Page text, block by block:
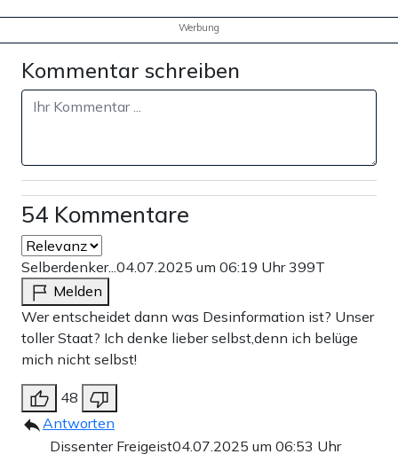
Werbung
Kommentar schreiben
54 Kommentare
Selberdenker...04.07.2025 um 06:19 Uhr399T
Melden
Wer entscheidet dann was Desinformation ist? Unser
toller Staat? Ich denke lieber selbst,denn ich belüge
mich nicht selbst!
48
Antworten
Dissenter Freigeist04.07.2025 um 06:53 Uhr